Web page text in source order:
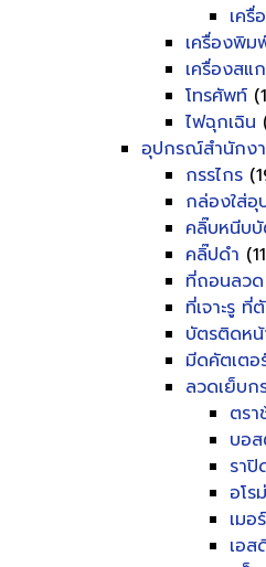
เค
เครื่องพิม
เครื่องสแ
โทรศัพท์
ไฟฉุกเฉิน
อุปกรณ์สำนักง
กรรไกร
กล่องใส่อุ
คลิ๊บหนีบ
คลิ๊ปดำ
ที่ถอนลวด
ที่เจาะรู
บัตรติดห
มีดคัตเตอ
ลวดเย็บก
ตรา
บอ
ราปิ
อโร
เมอ
เอส